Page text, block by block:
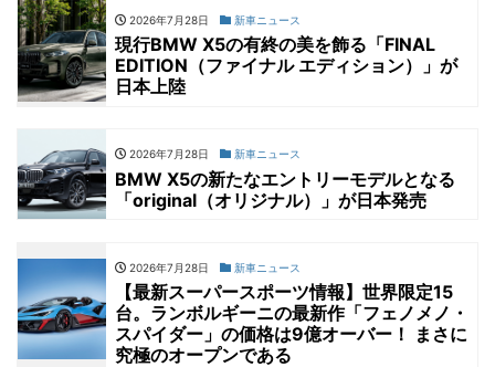
2026年7月28日 新車ニュース
現行BMW X5の有終の美を飾る「FINAL
EDITION（ファイナル エディション）」が
日本上陸
2026年7月28日 新車ニュース
BMW X5の新たなエントリーモデルとなる
「original（オリジナル）」が日本発売
2026年7月28日 新車ニュース
【最新スーパースポーツ情報】世界限定15
台。ランボルギーニの最新作「フェノメノ・
スパイダー」の価格は9億オーバー！ まさに
究極のオープンである